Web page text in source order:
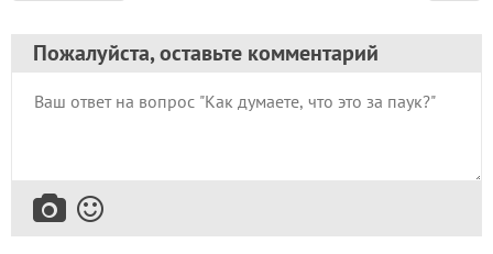
Пожалуйста, оставьте комментарий